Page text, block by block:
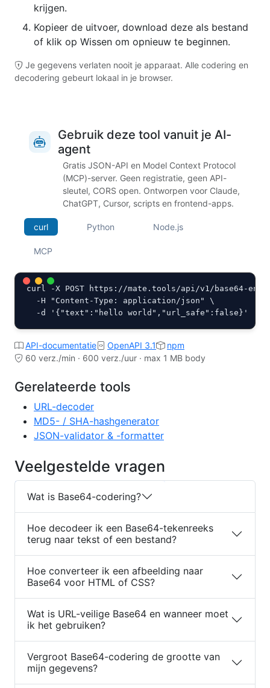
krijgen.
Kopieer de uitvoer, download deze als bestand
of klik op Wissen om opnieuw te beginnen.
Je gegevens verlaten nooit je apparaat. Alle codering en
decodering gebeurt lokaal in je browser.
Gebruik deze tool vanuit je AI-
agent
Gratis JSON-API en Model Context Protocol
(MCP)-server. Geen registratie, geen API-
sleutel, CORS open. Ontworpen voor Claude,
ChatGPT, Cursor, scripts en frontend-apps.
curl Python Node.js
MCP
curl -X POST https://mate.tools/api/v1/base64-
  -H "Content-Type: application/json" \
  -d '{"text":"hello world","url_safe":false}'
API-documentatie OpenAPI 3.1
npm
60 verz./min · 600 verz./uur · max 1 MB body
Gerelateerde tools
URL-decoder
MD5- / SHA-hashgenerator
JSON-validator & -formatter
Veelgestelde vragen
Wat is Base64-codering?
Hoe decodeer ik een Base64-tekenreeks
terug naar tekst of een bestand?
Hoe converteer ik een afbeelding naar
Base64 voor HTML of CSS?
Wat is URL-veilige Base64 en wanneer moet
ik het gebruiken?
Vergroot Base64-codering de grootte van
mijn gegevens?